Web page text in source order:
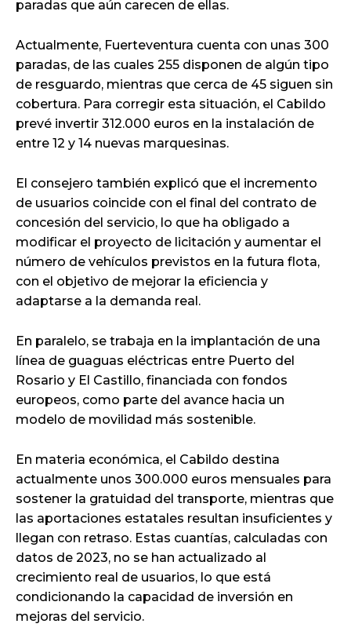
paradas que aún carecen de ellas.
Actualmente, Fuerteventura cuenta con unas 300
paradas, de las cuales 255 disponen de algún tipo
de resguardo, mientras que cerca de 45 siguen sin
cobertura. Para corregir esta situación, el Cabildo
prevé invertir 312.000 euros en la instalación de
entre 12 y 14 nuevas marquesinas.
El consejero también explicó que el incremento
de usuarios coincide con el final del contrato de
concesión del servicio, lo que ha obligado a
modificar el proyecto de licitación y aumentar el
número de vehículos previstos en la futura flota,
con el objetivo de mejorar la eficiencia y
adaptarse a la demanda real.
En paralelo, se trabaja en la implantación de una
línea de guaguas eléctricas entre Puerto del
Rosario y El Castillo, financiada con fondos
europeos, como parte del avance hacia un
modelo de movilidad más sostenible.
En materia económica, el Cabildo destina
actualmente unos 300.000 euros mensuales para
sostener la gratuidad del transporte, mientras que
las aportaciones estatales resultan insuficientes y
llegan con retraso. Estas cuantías, calculadas con
datos de 2023, no se han actualizado al
crecimiento real de usuarios, lo que está
condicionando la capacidad de inversión en
mejoras del servicio.